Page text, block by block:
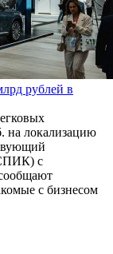
рублей в
на локализацию
с
с бизнесом